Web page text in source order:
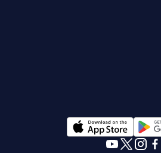
(opens in a new tab)